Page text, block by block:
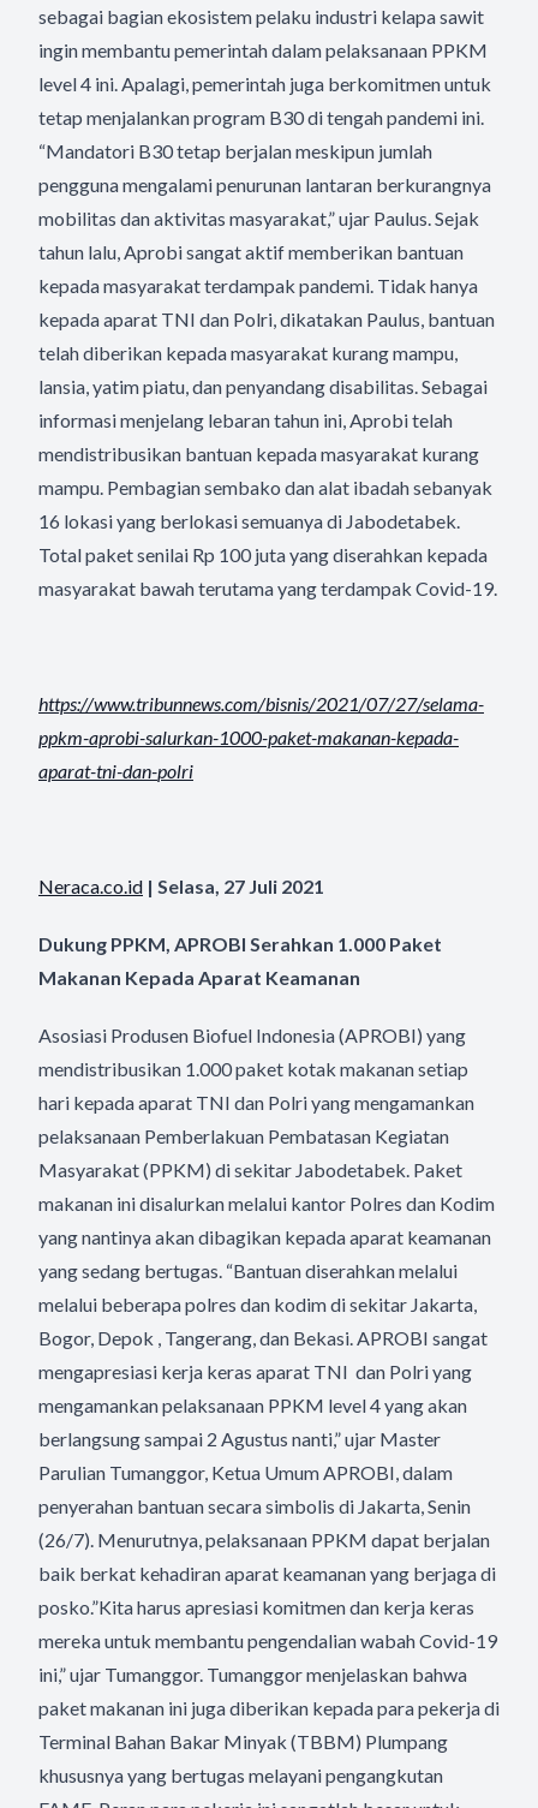
sebagai bagian ekosistem pelaku industri kelapa sawit
ingin membantu pemerintah dalam pelaksanaan PPKM
level 4 ini. Apalagi, pemerintah juga berkomitmen untuk
tetap menjalankan program B30 di tengah pandemi ini.
“Mandatori B30 tetap berjalan meskipun jumlah
pengguna mengalami penurunan lantaran berkurangnya
mobilitas dan aktivitas masyarakat,” ujar Paulus. Sejak
tahun lalu, Aprobi sangat aktif memberikan bantuan
kepada masyarakat terdampak pandemi. Tidak hanya
kepada aparat TNI dan Polri, dikatakan Paulus, bantuan
telah diberikan kepada masyarakat kurang mampu,
lansia, yatim piatu, dan penyandang disabilitas. Sebagai
informasi menjelang lebaran tahun ini, Aprobi telah
mendistribusikan bantuan kepada masyarakat kurang
mampu. Pembagian sembako dan alat ibadah sebanyak
16 lokasi yang berlokasi semuanya di Jabodetabek.
Total paket senilai Rp 100 juta yang diserahkan kepada
masyarakat bawah terutama yang terdampak Covid-19.
https://www.tribunnews.com/bisnis/2021/07/27/selama-
ppkm-aprobi-salurkan-1000-paket-makanan-kepada-
aparat-tni-dan-polri
Neraca.co.id | Selasa, 27 Juli 2021
Dukung PPKM, APROBI Serahkan 1.000 Paket
Makanan Kepada Aparat Keamanan
Asosiasi Produsen Biofuel Indonesia (APROBI) yang
mendistribusikan 1.000 paket kotak makanan setiap
hari kepada aparat TNI dan Polri yang mengamankan
pelaksanaan Pemberlakuan Pembatasan Kegiatan
Masyarakat (PPKM) di sekitar Jabodetabek. Paket
makanan ini disalurkan melalui kantor Polres dan Kodim
yang nantinya akan dibagikan kepada aparat keamanan
yang sedang bertugas. “Bantuan diserahkan melalui
melalui beberapa polres dan kodim di sekitar Jakarta,
Bogor, Depok , Tangerang, dan Bekasi. APROBI sangat
mengapresiasi kerja keras aparat TNI dan Polri yang
mengamankan pelaksanaan PPKM level 4 yang akan
berlangsung sampai 2 Agustus nanti,” ujar Master
Parulian Tumanggor, Ketua Umum APROBI, dalam
penyerahan bantuan secara simbolis di Jakarta, Senin
(26/7). Menurutnya, pelaksanaan PPKM dapat berjalan
baik berkat kehadiran aparat keamanan yang berjaga di
posko.”Kita harus apresiasi komitmen dan kerja keras
mereka untuk membantu pengendalian wabah Covid-19
ini,” ujar Tumanggor. Tumanggor menjelaskan bahwa
paket makanan ini juga diberikan kepada para pekerja di
Terminal Bahan Bakar Minyak (TBBM) Plumpang
khususnya yang bertugas melayani pengangkutan